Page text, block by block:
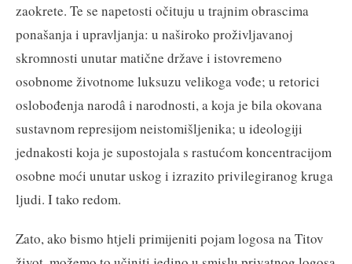
zaokrete. Te se napetosti očituju u trajnim obrascima
ponašanja i upravljanja: u naširoko proživljavanoj
skromnosti unutar matične države i istovremeno
osobnome životnome luksuzu velikoga vođe; u retorici
oslobođenja narodâ i narodnosti, a koja je bila okovana
sustavnom represijom neistomišljenika; u ideologiji
jednakosti koja je supostojala s rastućom koncentracijom
osobne moći unutar uskog i izrazito privilegiranog kruga
ljudi. I tako redom.
Zato, ako bismo htjeli primijeniti pojam logosa na Titov